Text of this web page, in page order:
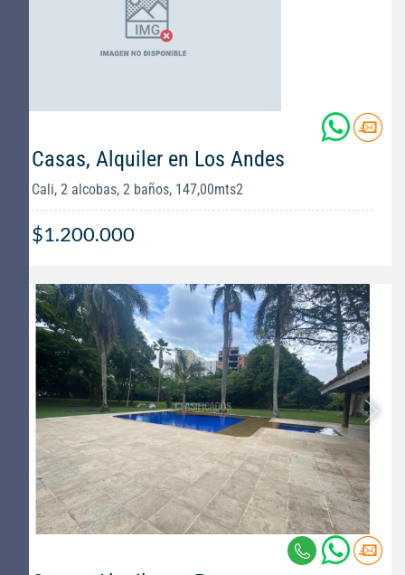
Casas, Alquiler en Los Andes
Cali, 2 alcobas, 2 baños, 147,00mts2
$1.200.000